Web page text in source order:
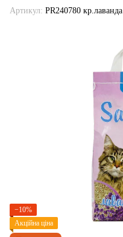
Артикул: PR240780 кр.лаванда
−10%
Акційна ціна